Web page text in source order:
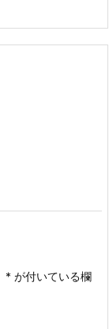
* が付いている欄